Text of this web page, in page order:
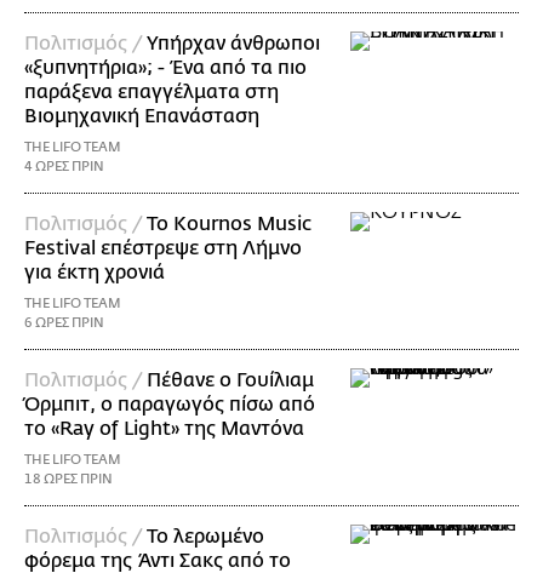
Πολιτισμός /Υπήρχαν άνθρωποι
«ξυπνητήρια»; - Ένα από τα πιο
παράξενα επαγγέλματα στη
Βιομηχανική Επανάσταση
THE LIFO TEAM
4 ΩΡΕΣ ΠΡΙΝ
Πολιτισμός /Το Kournos Music
Festival επέστρεψε στη Λήμνο
για έκτη χρονιά
THE LIFO TEAM
6 ΩΡΕΣ ΠΡΙΝ
Πολιτισμός / Πέθανε ο Γουίλιαμ
Όρμπιτ, ο παραγωγός πίσω από
το «Ray of Light» της Μαντόνα
THE LIFO TEAM
18 ΩΡΕΣ ΠΡΙΝ
Πολιτισμός /Το λερωμένο
φόρεμα της Άντι Σακς από το